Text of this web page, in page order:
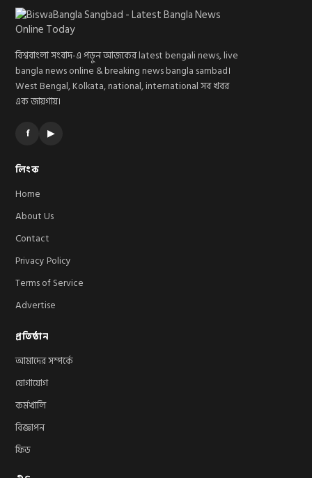
বিশ্ববাংলা সংবাদ-এ পড়ুন আজকের latest bengali news, live
bangla news online & breaking news bangla sambad।
West Bengal, Kolkata, national, international সব খবর
এক জায়গায়।
f ▶
লিংক
Home
About Us
Contact
Privacy Policy
Terms of Service
Advertise
প্রতিষ্ঠান
আমাদের সম্পর্কে
যোগাযোগ
কর্মখালি
বিজ্ঞাপন
ফিড